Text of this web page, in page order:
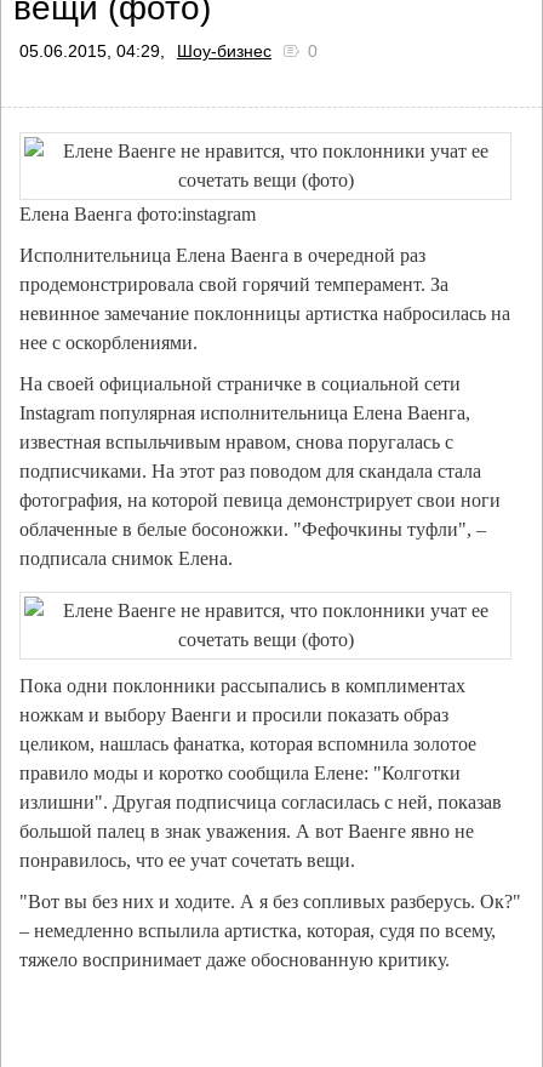
вещи (фото)
05.06.2015, 04:29, Шоу-бизнес 0
Елена Ваенга фото:instagram
Исполнительница Елена Ваенга в очередной раз
продемонстрировала свой горячий темперамент. За
невинное замечание поклонницы артистка набросилась на
нее с оскорблениями.
На своей официальной страничке в социальной сети
Instagram популярная исполнительница Елена Ваенга,
известная вспыльчивым нравом, снова поругалась с
подписчиками. На этот раз поводом для скандала стала
фотография, на которой певица демонстрирует свои ноги
облаченные в белые босоножки. "Фефочкины туфли", –
подписала снимок Елена.
Пока одни поклонники рассыпались в комплиментах
ножкам и выбору Ваенги и просили показать образ
целиком, нашлась фанатка, которая вспомнила золотое
правило моды и коротко сообщила Елене: "Колготки
излишни". Другая подписчица согласилась с ней, показав
большой палец в знак уважения. А вот Ваенге явно не
понравилось, что ее учат сочетать вещи.
"Вот вы без них и ходите. А я без сопливых разберусь. Ок?"
– немедленно вспылила артистка, которая, судя по всему,
тяжело воспринимает даже обоснованную критику.